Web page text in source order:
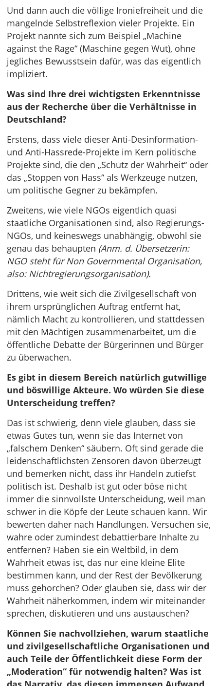
Und dann auch die völlige Ironiefreiheit und die
mangelnde Selbstreflexion vieler Projekte. Ein
Projekt nannte sich zum Beispiel „Machine
against the Rage“ (Maschine gegen Wut), ohne
jegliches Bewusstsein dafür, was das eigentlich
impliziert.
Was sind Ihre drei wichtigsten Erkenntnisse
aus der Recherche über die Verhältnisse in
Deutschland?
Erstens, dass viele dieser Anti-Desinformation-
und Anti-Hassrede-Projekte im Kern politische
Projekte sind, die den „Schutz der Wahrheit“ oder
das „Stoppen von Hass“ als Werkzeuge nutzen,
um politische Gegner zu bekämpfen.
Zweitens, wie viele NGOs eigentlich quasi
staatliche Organisationen sind, also Regierungs-
NGOs, und keineswegs unabhängig, obwohl sie
genau das behaupten (Anm. d. Übersetzerin:
NGO steht für Non Governmental Organisation,
also: Nichtregierungsorganisation).
Drittens, wie weit sich die Zivilgesellschaft von
ihrem ursprünglichen Auftrag entfernt hat,
nämlich Macht zu kontrollieren, und stattdessen
mit den Mächtigen zusammenarbeitet, um die
öffentliche Debatte der Bürgerinnen und Bürger
zu überwachen.
Es gibt in diesem Bereich natürlich gutwillige
und böswillige Akteure. Wo würden Sie diese
Unterscheidung treffen?
Das ist schwierig, denn viele glauben, dass sie
etwas Gutes tun, wenn sie das Internet von
„falschem Denken“ säubern. Oft sind gerade die
leidenschaftlichsten Zensoren davon überzeugt
und bemerken nicht, dass ihr Handeln zutiefst
politisch ist. Deshalb ist gut oder böse nicht
immer die sinnvollste Unterscheidung, weil man
schwer in die Köpfe der Leute schauen kann. Wir
bewerten daher nach Handlungen. Versuchen sie,
wahre oder zumindest debattierbare Inhalte zu
entfernen? Haben sie ein Weltbild, in dem
Wahrheit etwas ist, das nur eine kleine Elite
bestimmen kann, und der Rest der Bevölkerung
muss gehorchen? Oder glauben sie, dass wir der
Wahrheit näherkommen, indem wir miteinander
sprechen, diskutieren und uns austauschen?
Können Sie nachvollziehen, warum staatliche
und zivilgesellschaftliche Organisationen und
auch Teile der Öffentlichkeit diese Form der
„Moderation“ für notwendig halten? Was ist